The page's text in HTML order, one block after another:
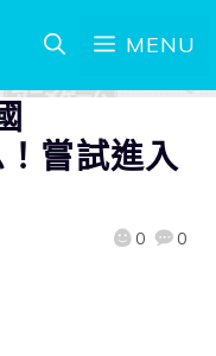
MENU
嘗試進入
0 0